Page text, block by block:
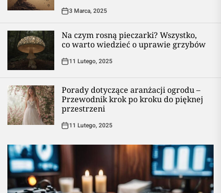
3 Marca, 2025
Na czym rosną pieczarki? Wszystko,
co warto wiedzieć o uprawie grzybów
11 Lutego, 2025
Porady dotyczące aranżacji ogrodu –
Przewodnik krok po kroku do pięknej
przestrzeni
11 Lutego, 2025